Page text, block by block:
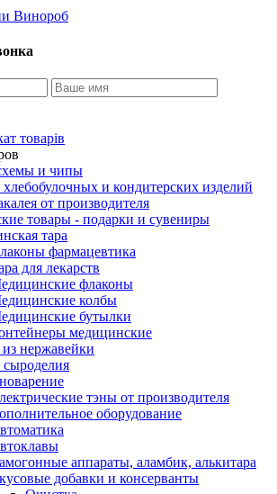
Винороб
товарів
и чипы
хлебобулочных и кондитерских изделий
от производителя
товары - подарки и сувениры
тара
фармацевтика
для лекарств
флаконы
колбы
бутылки
медицинские
нержавейки
сыроделия
тэны от производителя
оборудование
аппараты, аламбик, алькитара
добавки и консерванты